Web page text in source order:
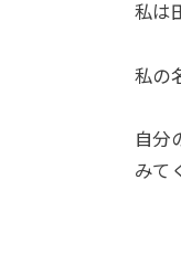
私は
私の
自分
みて